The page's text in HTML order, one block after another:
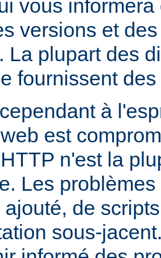
vous
versions et
La plupart des
fournissent
à
est
n'est la
Les
de
sous-